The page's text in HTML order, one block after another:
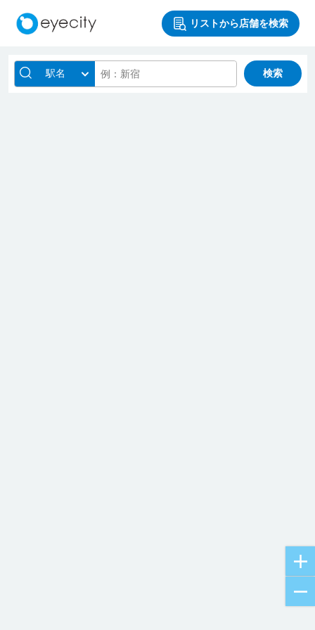
リストから店舗を検索
駅名 検索